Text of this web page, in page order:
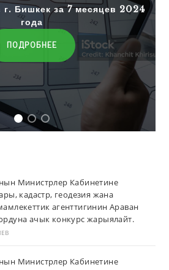
г. Бишкек за 7 месяцев 2024
года
ПОДРОБНЕЕ
Министрлер Кабинетине
кадастр, геодезия жана
агенттигинин Араван
ачык конкурс жарыялайт.
Министрлер Кабинетине